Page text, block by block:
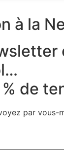
à la
de
par vous-